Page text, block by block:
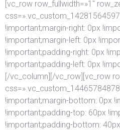
[vc_row row_fullwidth=»1″
!important;margin-right: 0px
!important;margin-left: 0px
!important;padding-right: 0px
!important;padding-left: 0px
[/vc_column][/vc_row][vc_row
!important;margin-bottom: 0px
!important;padding-top: 60px
!important;padding-bottom: